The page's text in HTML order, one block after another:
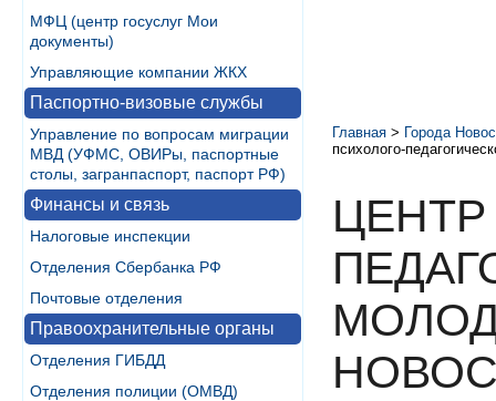
МФЦ (центр госуслуг Мои
документы)
Управляющие компании ЖКХ
Паспортно-визовые службы
Управление по вопросам миграции
МВД (УФМС, ОВИРы, паспортные
столы, загранпаспорт, паспорт РФ)
Финансы и связь
Налоговые инспекции
Отделения Сбербанка РФ
Почтовые отделения
Правоохранительные органы
Отделения ГИБДД
Отделения полиции (ОМВД)
Главная > Города
психолого-